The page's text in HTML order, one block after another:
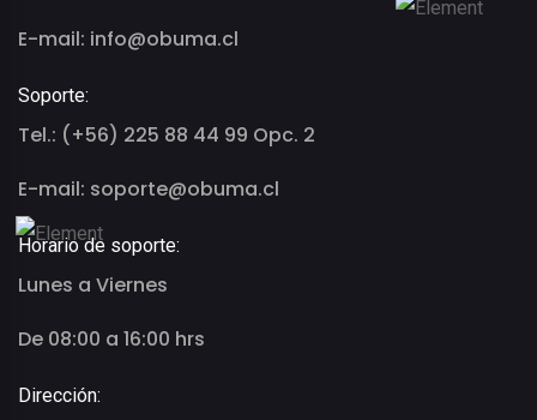
E-mail: info@obuma.cl
Soporte:
Tel.: (+56) 225 88 44 99 Opc. 2
E-mail: soporte@obuma.cl
Horario de soporte:
Lunes a Viernes
De 08:00 a 16:00 hrs
Dirección: